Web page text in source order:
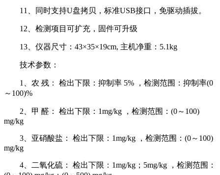
11、同时支持U盘拷贝，标准USB接口，免驱动插拔。
12、检测项目可扩充，固件可升级
13、仪器尺寸：43×35×19cm, 主机净重：5.1kg
技术参数：
1、农 残： 检出下限：抑制率 5% ，检测范围：抑制率(0
～100)%
2、甲 醛： 检出下限：1mg/kg ，检测范围：(0～100)
mg/kg
3、亚硝酸盐： 检出下限：1mg/kg ，检测范围：(0～100)
mg/kg
4、二氧化硫： 检出下限：1mg/kg；5mg/kg ，检测范围：